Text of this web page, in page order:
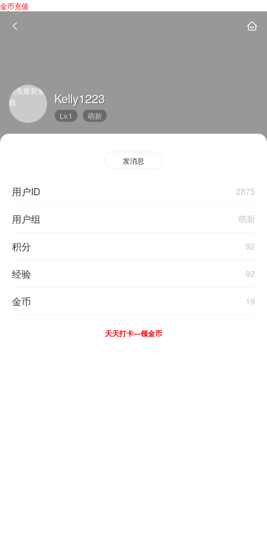
金币充值
点击重新加
载
Kelly1223
Lv.1 萌新
发消息
用户ID 2875
用户组 萌新
积分 92
经验 92
金币 19
天天打卡—领金币